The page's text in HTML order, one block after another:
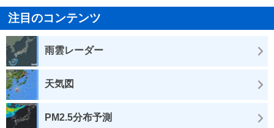
注目のコンテンツ
雨雲レーダー
天気図
PM2.5分布予測